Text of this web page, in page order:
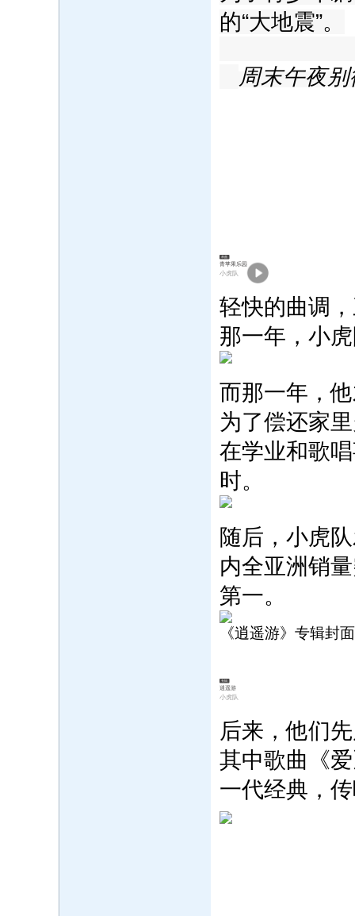
的“大地震”。
周末午夜
单曲
青苹果乐园
小虎队
轻快的曲调
那一年，小
而那一年，
为了偿还家
在学业和歌
时。
随后，小虎
内全亚洲销
第一。
《逍遥游》专辑封面
专辑
逍遥游
小虎队
后来，他们
其中歌曲《
一代经典，